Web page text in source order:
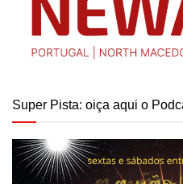
Super Pista: oiça aqui o